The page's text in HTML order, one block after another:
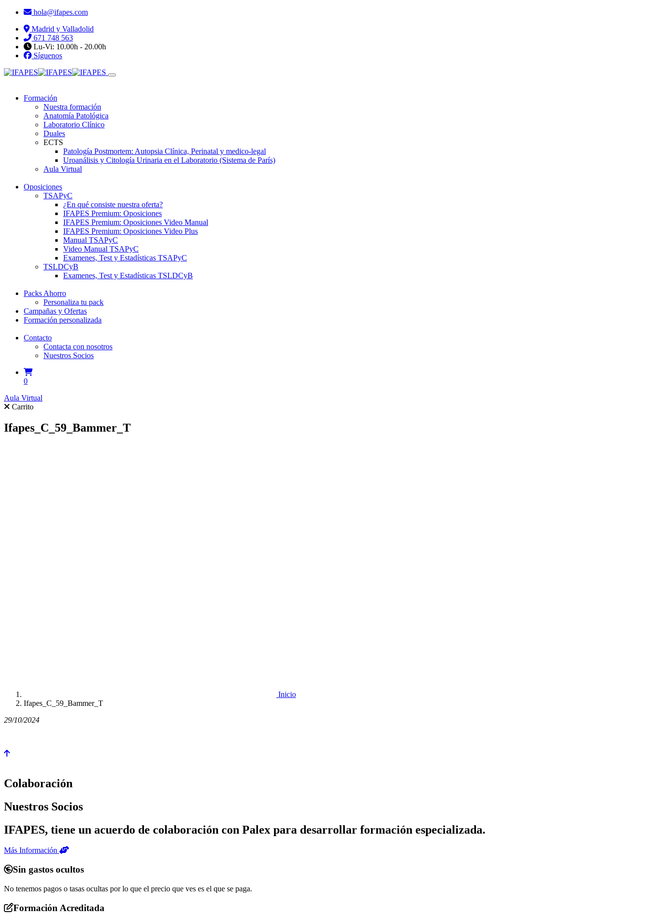
hola@ifapes.com
Madrid y Valladolid
671 748 563
Lu-Vi: 10.00h - 20.00h
Síguenos
Formación
Nuestra formación
Anatomía Patológica
Laboratorio Clínico
Duales
ECTS
Patología Postmortem: Autopsia Clínica, Perinatal y medico-legal
Uroanálisis y Citología Urinaria en el Laboratorio (Sistema de París)
Aula Virtual
Oposiciones
TSAPyC
¿En qué consiste nuestra oferta?
IFAPES Premium: Oposiciones
IFAPES Premium: Oposiciones Video Manual
IFAPES Premium: Oposiciones Video Plus
Manual TSAPyC
Video Manual TSAPyC
Examenes, Test y Estadísticas TSAPyC
TSLDCyB
Examenes, Test y Estadísticas TSLDCyB
Packs Ahorro
Personaliza tu pack
Campañas y Ofertas
Formación personalizada
Contacto
Contacta con nosotros
Nuestros Socios
0
Aula Virtual
Carrito
Ifapes_C_59_Bammer_T
Inicio
Ifapes_C_59_Bammer_T
29/10/2024
Colaboración
Nuestros Socios
IFAPES, tiene un acuerdo de colaboración con Palex para desarrollar formación especializada.
Más Información
Sin gastos ocultos
No tenemos pagos o tasas ocultas por lo que el precio que ves es el que se paga.
Formación Acreditada